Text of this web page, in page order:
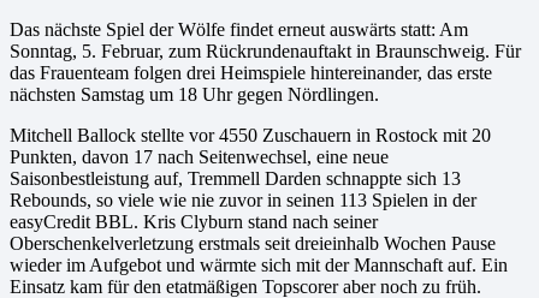
Das nächste Spiel der Wölfe findet erneut auswärts statt: Am
Sonntag, 5. Februar, zum Rückrundenauftakt in Braunschweig. Für
das Frauenteam folgen drei Heimspiele hintereinander, das erste
nächsten Samstag um 18 Uhr gegen Nördlingen.
Mitchell Ballock stellte vor 4550 Zuschauern in Rostock mit 20
Punkten, davon 17 nach Seitenwechsel, eine neue
Saisonbestleistung auf, Tremmell Darden schnappte sich 13
Rebounds, so viele wie nie zuvor in seinen 113 Spielen in der
easyCredit BBL. Kris Clyburn stand nach seiner
Oberschenkelverletzung erstmals seit dreieinhalb Wochen Pause
wieder im Aufgebot und wärmte sich mit der Mannschaft auf. Ein
Einsatz kam für den etatmäßigen Topscorer aber noch zu früh.